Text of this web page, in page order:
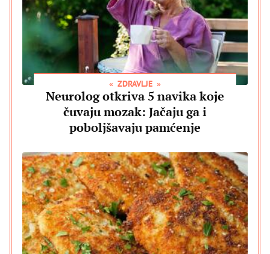
ZDRAVLJE
Neurolog otkriva 5 navika koje
čuvaju mozak: Jačaju ga i
poboljšavaju pamćenje